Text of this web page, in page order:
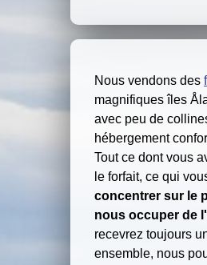
Nous vendons des
magnifiques îles
avec peu de
hébergement
Tout ce dont vous
le forfait, ce qui
concentrer sur le
nous occuper de
recevrez toujours
ensemble, nous